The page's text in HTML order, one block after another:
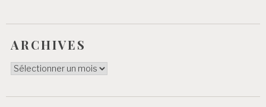
ARCHIVES
ARCHIVES